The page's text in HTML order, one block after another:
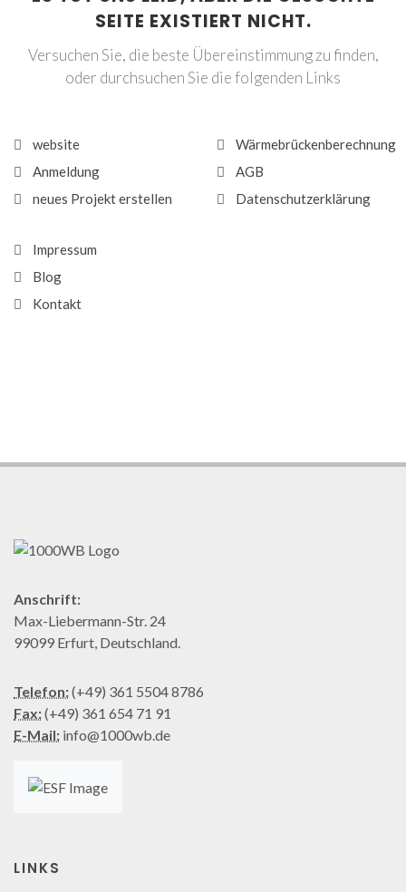
SEITE EXISTIERT NICHT.
Versuchen Sie, die beste Übereinstimmung zu finden,
oder durchsuchen Sie die folgenden Links
website
Anmeldung
neues Projekt erstellen
Wärmebrückenberechnung
AGB
Datenschutzerklärung
Impressum
Blog
Kontakt
Anschrift:
Max-Liebermann-Str. 24
99099 Erfurt, Deutschland.
Telefon:(+49) 361 5504 8786
Fax:(+49) 361 654 71 91
E-Mail: info@1000wb.de
LINKS